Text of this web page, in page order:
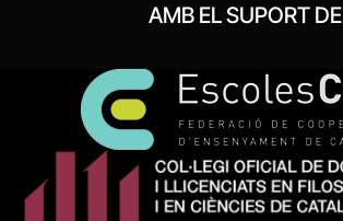
AMB EL SUPORT DE